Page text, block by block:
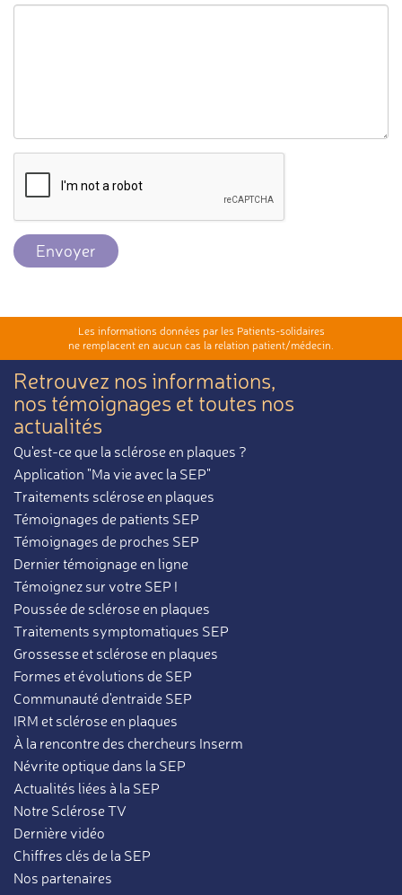
Envoyer
Les informations données par les Patients-solidaires
ne remplacent en aucun cas la relation patient/médecin.
Retrouvez nos informations,
nos témoignages et toutes nos
actualités
Qu'est-ce que la sclérose en plaques ?
Application "Ma vie avec la SEP"
Traitements sclérose en plaques
Témoignages de patients SEP
Témoignages de proches SEP
Dernier témoignage en ligne
Témoignez sur votre SEP !
Poussée de sclérose en plaques
Traitements symptomatiques SEP
Grossesse et sclérose en plaques
Formes et évolutions de SEP
Communauté d'entraide SEP
IRM et sclérose en plaques
À la rencontre des chercheurs Inserm
Névrite optique dans la SEP
Actualités liées à la SEP
Notre Sclérose TV
Dernière vidéo
Chiffres clés de la SEP
Nos partenaires